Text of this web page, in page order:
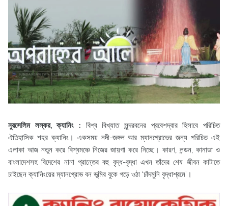
নুরসেলিম লস্কর, ক্যানিং : বিশ্ব বিখ্যাত সুন্দরবনের প্রবেশদ্বার হিসাবে পরিচিত
ঐতিহাসিক শহর ক্যানিং। একসময় নদী-জঙ্গল আর ম্যানগ্রোভের জন্য পরিচিত এই
এলাকা আজ নতুন করে বিশ্বমঞ্চে নিজের জায়গা করে নিচ্ছে। কারণ, লন্ডন, কানাডা ও
বাংলাদেশসহ বিদেশের নানা প্রান্তের বহু বৃদ্ধ-বৃদ্ধা এখন তাঁদের শেষ জীবন কাটাতে
চাইছেন ক্যানিংয়ের ম্যানগ্রোভ বন ভূমির বুকে গড়ে ওঠা ‘চাঁদমুনি বৃদ্ধাশ্রমে’।